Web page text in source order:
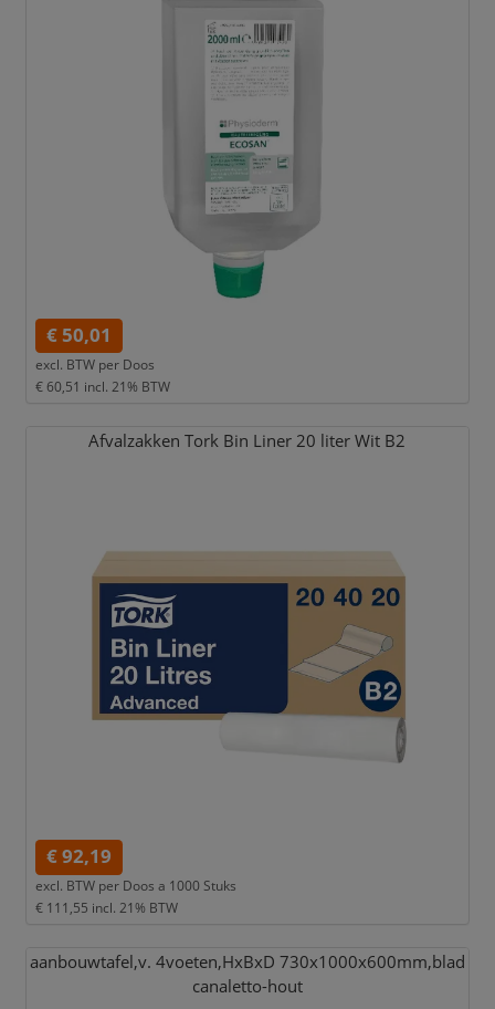
€ 50,01
excl. BTW per Doos
€ 60,51 incl. 21% BTW
Afvalzakken Tork Bin Liner 20 liter Wit B2
€ 92,19
excl. BTW per Doos a 1000 Stuks
€ 111,55 incl. 21% BTW
aanbouwtafel,v. 4voeten,HxBxD 730x1000x600mm,blad
canaletto-hout